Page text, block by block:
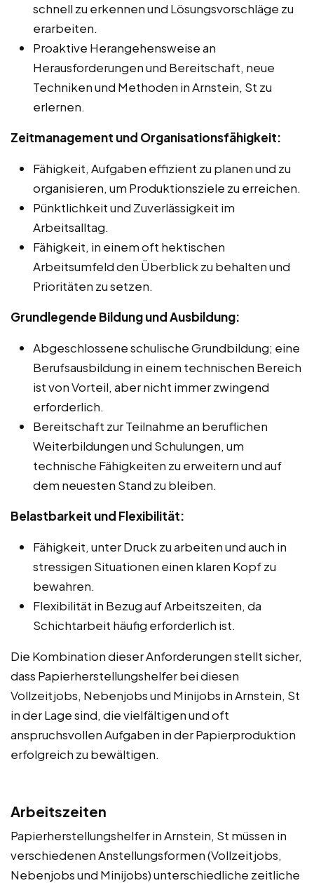
schnell zu erkennen und Lösungsvorschläge zu
erarbeiten.
Proaktive Herangehensweise an
Herausforderungen und Bereitschaft, neue
Techniken und Methoden in Arnstein, St zu
erlernen.
Zeitmanagement und Organisationsfähigkeit:
Fähigkeit, Aufgaben effizient zu planen und zu
organisieren, um Produktionsziele zu erreichen.
Pünktlichkeit und Zuverlässigkeit im
Arbeitsalltag.
Fähigkeit, in einem oft hektischen
Arbeitsumfeld den Überblick zu behalten und
Prioritäten zu setzen.
Grundlegende Bildung und Ausbildung:
Abgeschlossene schulische Grundbildung; eine
Berufsausbildung in einem technischen Bereich
ist von Vorteil, aber nicht immer zwingend
erforderlich.
Bereitschaft zur Teilnahme an beruflichen
Weiterbildungen und Schulungen, um
technische Fähigkeiten zu erweitern und auf
dem neuesten Stand zu bleiben.
Belastbarkeit und Flexibilität:
Fähigkeit, unter Druck zu arbeiten und auch in
stressigen Situationen einen klaren Kopf zu
bewahren.
Flexibilität in Bezug auf Arbeitszeiten, da
Schichtarbeit häufig erforderlich ist.
Die Kombination dieser Anforderungen stellt sicher,
dass Papierherstellungshelfer bei diesen
Vollzeitjobs, Nebenjobs und Minijobs in Arnstein, St
in der Lage sind, die vielfältigen und oft
anspruchsvollen Aufgaben in der Papierproduktion
erfolgreich zu bewältigen.
Arbeitszeiten
Papierherstellungshelfer in Arnstein, St müssen in
verschiedenen Anstellungsformen (Vollzeitjobs,
Nebenjobs und Minijobs) unterschiedliche zeitliche